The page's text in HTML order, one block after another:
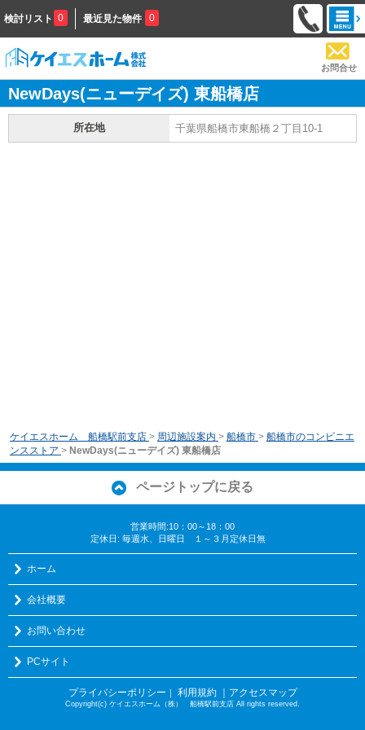
検討リスト 0 最近見た物件 0
お問合せ
NewDays(ニューデイズ) 東船橋店
所在地 千葉県船橋市東船橋２丁目10-1
ケイエスホーム 船橋駅前支店 > 周辺施設案内 > 船橋市 > 船橋市のコンビニエ
ンスストア > NewDays(ニューデイズ) 東船橋店
ページトップに戻る
営業時間:10：00～18：00
定休日: 毎週水、日曜日 １～３月定休日無
ホーム
会社概要
お問い合わせ
PCサイト
プライバシーポリシー ｜ 利用規約 ｜アクセスマップ
Copyright(c) ケイエスホーム（株） 船橋駅前支店 All rights reserved.